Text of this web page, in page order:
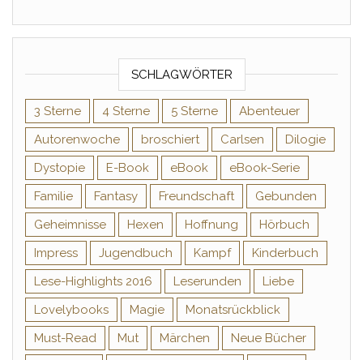
SCHLAGWÖRTER
3 Sterne 4 Sterne 5 Sterne
Abenteuer
Autorenwoche
broschiert Carlsen
Dilogie
Dystopie
E-Book eBook
eBook-Serie
Familie
Fantasy Freundschaft
Gebunden
Geheimnisse
Hexen Hoffnung
Hörbuch
Impress
Jugendbuch Kampf
Kinderbuch
Lese-Highlights 2016
Leserunden
Liebe
Lovelybooks
Magie
Monatsrückblick
Must-Read
Mut Märchen
Neue Bücher